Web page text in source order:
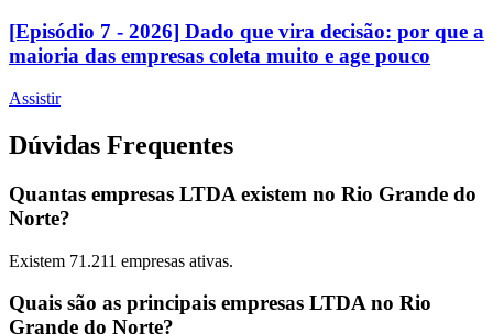
[Episódio 7 - 2026] Dado que vira decisão: por que a
maioria das empresas coleta muito e age pouco
Assistir
Dúvidas Frequentes
Quantas empresas LTDA existem no Rio Grande do
Norte?
Existem 71.211 empresas ativas.
Quais são as principais empresas LTDA no Rio
Grande do Norte?